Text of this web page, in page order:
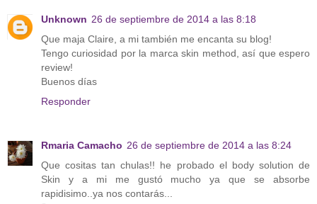
Unknown 26 de septiembre de 2014 a las 8:18
Que maja Claire, a mi también me encanta su blog!
Tengo curiosidad por la marca skin method, así que espero
review!
Buenos días
Responder
Rmaria Camacho 26 de septiembre de 2014 a las 8:24
Que cositas tan chulas!! he probado el body solution de
Skin y a mi me gustó mucho ya que se absorbe
rapidisimo..ya nos contarás...